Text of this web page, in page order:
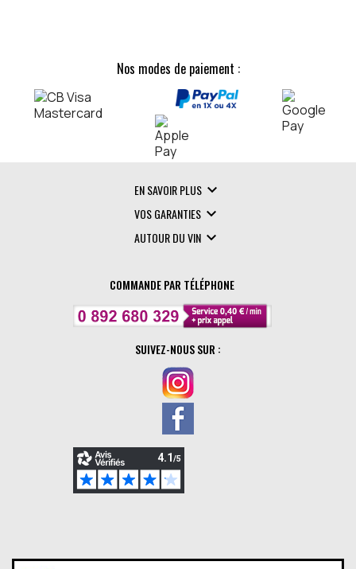
Nos modes de paiement :
EN SAVOIR PLUS 
VOS GARANTIES 
AUTOUR DU VIN 
COMMANDE PAR TÉLÉPHONE
SUIVEZ-NOUS SUR :